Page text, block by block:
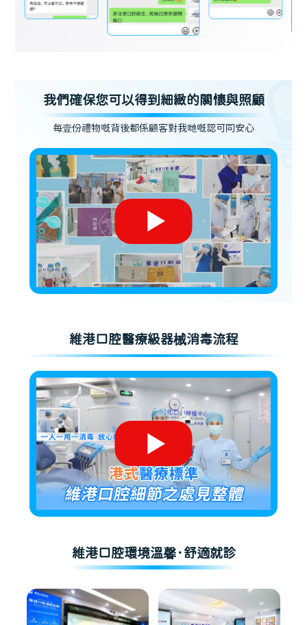
我們確保您可以得到細緻的關懷與照顧
每壹份禮物嘅背後都係顧客對我哋嘅認可同安心
維港口腔醫療級器械消毒流程
維港口腔環境溫馨·舒適就診